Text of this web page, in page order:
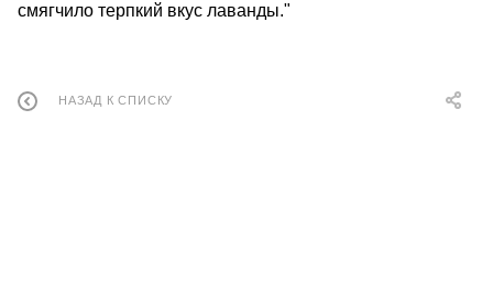
смягчило терпкий вкус лаванды."
НАЗАД К СПИСКУ